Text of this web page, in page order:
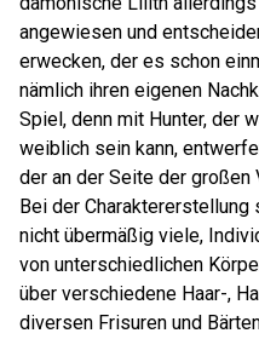
angewiesen und
erwecken, der es schon
nämlich ihren eigenen
Spiel, denn mit Hunter, der
weiblich sein kann,
der an der Seite der
Bei der Charaktererstellung
nicht übermäßig viele,
von unterschiedlichen
über verschiedene Haar-,
diversen Frisuren und